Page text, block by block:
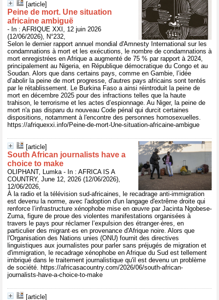
[article]
Peine de mort. Une situation
africaine ambiguë
- In : AFRIQUE XXI, 12 juin 2026
(12/06/2026), N°232,
Selon le dernier rapport annuel mondial d'Amnesty International sur les
condamnations à mort et les exécutions, le nombre de condamnations à
mort enregistrées en Afrique a augmenté de 75 % par rapport à 2024,
principalement au Nigeria, en République démocratique du Congo et au
Soudan. Alors que dans certains pays, comme en Gambie, l’idée
d’abolir la peine de mort progresse, d'autres pays africains sont tentés
par le rétablissement. Le Burkina Faso a ainsi réintroduit la peine de
mort en décembre 2025 pour des infractions telles que la haute
trahison, le terrorisme et les actes d’espionnage. Au Niger, la peine de
mort n'a pas disparu du nouveau Code pénal qui durcit certaines
dispositions, notamment à l'encontre des personnes homosexuelles.
https://afriquexxi.info/Peine-de-mort-Une-situation-africaine-ambigue
[article]
South African journalists have a
choice to make
OLIPHANT, Lumka - In : AFRICA IS A
COUNTRY, June 12, 2026 (12/06/2026),
12/06/2026,
À la radio et la télévision sud-africaines, le recadrage anti-immigration
est devenu la norme, avec l'adoption d'un langage d'extrême droite qui
renforce l’infrastructure xénophobe mise en œuvre par Jacinta Ngobese-
Zuma, figure de proue des violentes manifestations organisées à
travers le pays pour réclamer l’expulsion des étranger·ères, en
particulier des migrant·es en provenance d'Afrique noire. Alors que
l'Organisation des Nations unies (ONU) fournit des directives
linguistiques aux journalistes pour parler sans préjugés de migration et
d'immigration, le recadrage xénophobe en Afrique du Sud est tellement
imbriqué dans le traitement journalistique qu'il est devenu un problème
de société. https://africasacountry.com/2026/06/south-african-
journalists-have-a-choice-to-make
[article]